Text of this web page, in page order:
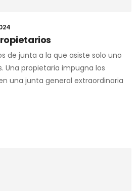
de junta a la que asiste solo uno
Una propietaria impugna los
una junta general extraordinaria